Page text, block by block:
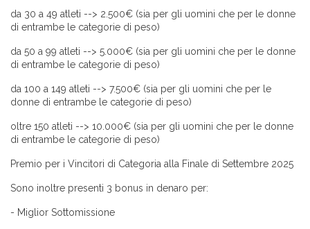
da 30 a 49 atleti --> 2.500€ (sia per gli uomini che per le donne
di entrambe le categorie di peso)
da 50 a 99 atleti --> 5.000€ (sia per gli uomini che per le donne
di entrambe le categorie di peso)
da 100 a 149 atleti --> 7.500€ (sia per gli uomini che per le
donne di entrambe le categorie di peso)
oltre 150 atleti --> 10.000€ (sia per gli uomini che per le donne
di entrambe le categorie di peso)
Premio per i Vincitori di Categoria alla Finale di Settembre 2025
Sono inoltre presenti 3 bonus in denaro per:
- Miglior Sottomissione